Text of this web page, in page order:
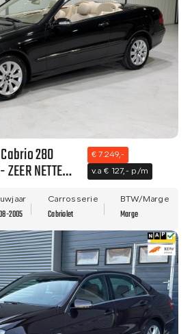
280
NETTE
€ 7.249,-
v.a € 127,- p/m
2005
Carrosserie
Cabriolet
BTW/Marge
Marge